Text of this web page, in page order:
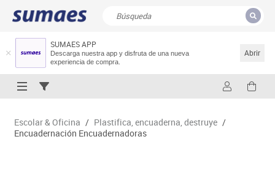
SUMAES APP
Descarga nuestra app y disfruta de una nueva
experiencia de compra.
Abrir
Resultados de la búsqueda
Escolar & Oficina / Plastifica, encuaderna, destruye /
Encuadernación Encuadernadoras